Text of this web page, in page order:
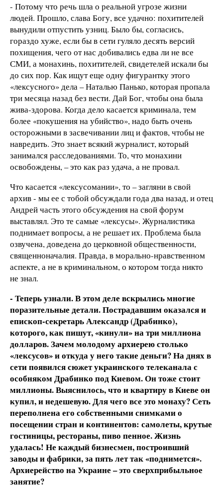
- Потому что речь шла о реальной угрозе жизни
людей. Прошло, слава Богу, все удачно: похитителей
вынудили отпустить узниц. Было бы, согласись,
гораздо хуже, если бы в сети гуляло десять версий
похищения, чего от нас добивались едва ли не все
СМИ, а монахинь, похитителей, свидетелей искали бы
до сих пор. Как ищут еще одну фигурантку этого
«лексусного» дела – Наталью Панько, которая пропала
три месяца назад без вести. Дай Бог, чтобы она была
жива-здорова. Когда дело касается криминала, тем
более «покушения на убийство», надо быть очень
осторожными в засвечивании лиц и фактов, чтобы не
навредить. Это знает всякий журналист, который
занимался расследованиями. То, что монахини
освобождены, – это как раз удача, а не провал.
Что касается «лексусомании», то – загляни в свой
архив - мы ее с тобой обсуждали года два назад, и отец
Андрей часть этого обсуждения на свой форум
выставлял. Это те самые «лексусы». Журналистика
поднимает вопросы, а не решает их. Проблема была
озвучена, доведена до церковной общественности,
священноначалия. Правда, в морально-нравственном
аспекте, а не в криминальном, о котором тогда никто
не знал.
- Теперь узнали. В этом деле вскрылись многие
поразительные детали. Пострадавшим оказался и
епископ-секретарь Александр (Драбинко),
которого, как пишут, «кинули» на три миллиона
долларов. Зачем молодому архиерею столько
«лексусов» и откуда у него такие деньги? На днях в
сети появился сюжет украинского телеканала с
особняком Драбинко под Киевом. Он тоже стоит
миллионы. Выяснилось, что и квартиру в Киеве он
купил, и недешевую. Для чего все это монаху? Сеть
переполнена его собственными снимками о
посещении стран и континентов: самолеты, крутые
гостиницы, рестораны, пиво пенное. Жизнь
удалась! Не каждый бизнесмен, построивший
заводы и фабрики, за пять лет так «поднимется».
Архиерейство на Украине – это сверхприбыльное
занятие?